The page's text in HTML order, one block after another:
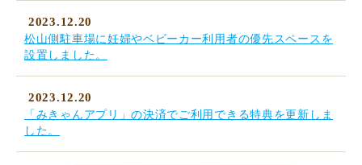
2023.12.20
松山側駐車場に妊婦やベビーカー利用者の優先スペースを
設置しました。
2023.12.20
「みきゃんアプリ」の決済でご利用できる特典を更新しま
した。